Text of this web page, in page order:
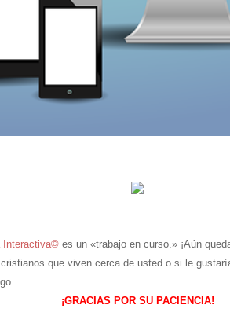
Interactiva©es un «trabajo en curso.» ¡Aún
que viven cerca de usted o si le
¡GRACIAS POR SU PACIENCIA!